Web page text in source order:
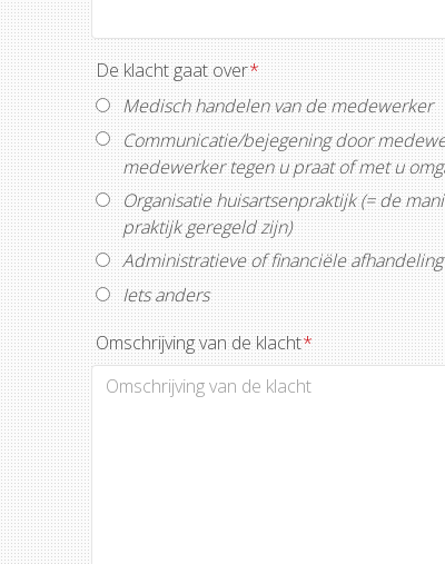
De klacht gaat over*
Medisch handelen van de medewerker
Communicatie/bejegening door
medewerker tegen u praat of met u
Organisatie huisartsenpraktijk (= de
praktijk geregeld zijn)
Administratieve of financiële afhandeling
Iets anders
Omschrijving van de klacht*